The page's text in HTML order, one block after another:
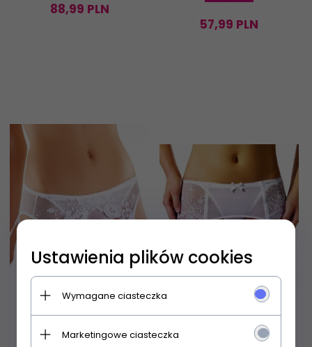
88,99 PLN
57,99 PLN
Ewana Pas 020 Ewana Pas 032
Ustawienia plików cookies
Wymagane ciasteczka
Marketingowe ciasteczka